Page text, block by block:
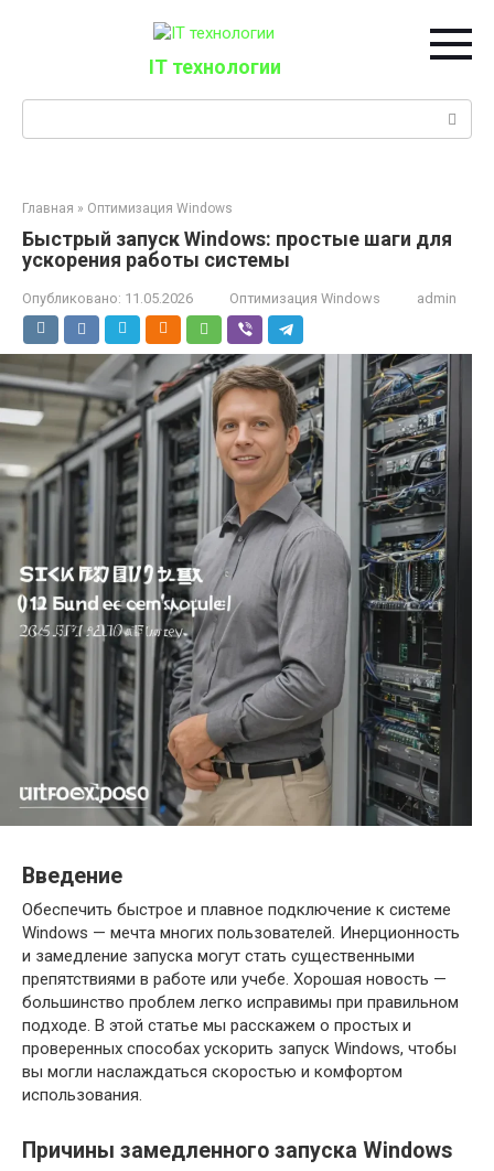
IT технологии
Главная » Оптимизация Windows
Быстрый запуск Windows: простые шаги для
ускорения работы системы
Опубликовано: 11.05.2026 Оптимизация Windows admin
Введение
Обеспечить быстрое и плавное подключение к системе
Windows — мечта многих пользователей. Инерционность
и замедление запуска могут стать существенными
препятствиями в работе или учебе. Хорошая новость —
большинство проблем легко исправимы при правильном
подходе. В этой статье мы расскажем о простых и
проверенных способах ускорить запуск Windows, чтобы
вы могли наслаждаться скоростью и комфортом
использования.
Причины замедленного запуска Windows